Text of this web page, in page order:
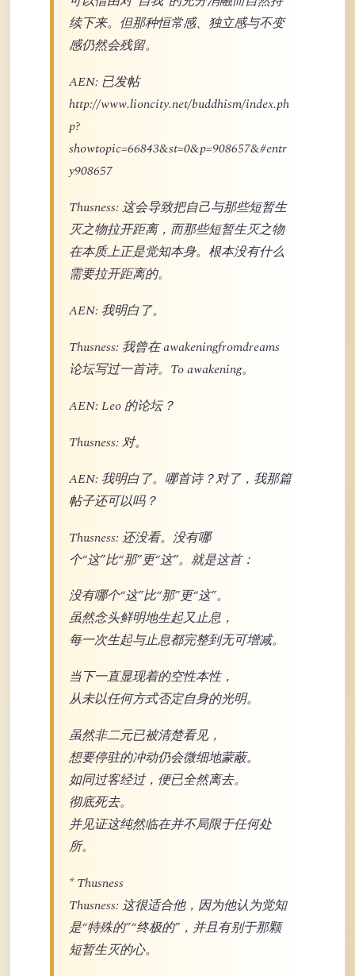
续下来。但那种恒常感、独立感与不变
感仍然会残留。
AEN: 已发帖
http://www.lioncity.net/buddhism/index.ph
p?
showtopic=66843&st=0&p=908657&#entr
y908657
Thusness: 这会导致把自己与那些短暂生
灭之物拉开距离，而那些短暂生灭之物
在本质上正是觉知本身。根本没有什么
需要拉开距离的。
AEN: 我明白了。
Thusness: 我曾在 awakeningfromdreams
论坛写过一首诗。To awakening。
AEN: Leo 的论坛？
Thusness: 对。
AEN: 我明白了。哪首诗？对了，我那篇
帖子还可以吗？
Thusness: 还没看。没有哪
个“这”比“那”更“这”。就是这首：
没有哪个“这”比“那”更“这”。
虽然念头鲜明地生起又止息，
每一次生起与止息都完整到无可增减。
当下一直显现着的空性本性，
从未以任何方式否定自身的光明。
虽然非二元已被清楚看见，
想要停驻的冲动仍会微细地蒙蔽。
如同过客经过，便已全然离去。
彻底死去。
并见证这纯然临在并不局限于任何处
所。
* Thusness
Thusness: 这很适合他，因为他认为觉知
是“特殊的”“终极的”，并且有别于那颗
短暂生灭的心。